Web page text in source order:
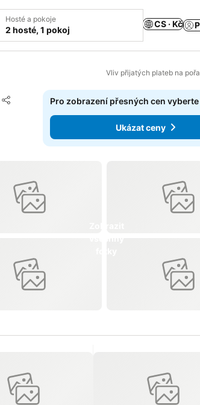
Hosté a pokoje
2 hosté, 1 pokoj
CS · Kč
Vliv přijatých plateb na
Sdílet
Přidat na seznam oblíbených hotelů
Pro zobrazení přesných cen
Ukázat ceny